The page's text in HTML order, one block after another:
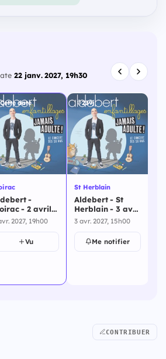
22 janv. 2027, 19h30
Cette date
-
- 2 avril
2027, 19h00
Vu
239j
St Herblain
Aldebert - St
Herblain - 3 avril
2027
3 avr. 2027, 15h00
Me notifier
CONTRIBUER